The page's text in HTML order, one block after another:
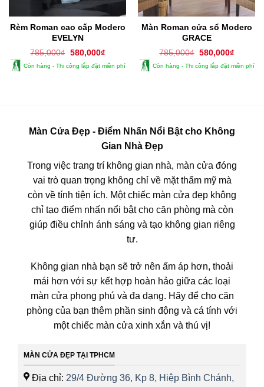
Rèm Roman cao cấp Modero
EVELYN
785,000₫ Giá
là:
580,000₫Giá
tại
Còn hàng - Thi công lắp đặt miền phí
Màn Roman cửa sổ Modero
GRACE
785,000₫ Giá
là:
580,000₫Giá
tại
Còn hàng - Thi công lắp đặt miền phí
Màn Cửa Đẹp - Điểm Nhấn Nổi Bật cho Không
Gian Nhà Đẹp
Trong việc trang trí không gian nhà, màn cửa đóng
vai trò quan trọng không chỉ về mặt thẩm mỹ mà
còn về tính tiện ích. Một chiếc màn cửa đẹp không
chỉ tạo điểm nhấn nổi bật cho căn phòng mà còn
giúp điều chỉnh ánh sáng và tạo không gian riêng
tư.
Không gian nhà bạn sẽ trở nên ấm áp hơn, thoải
mái hơn với sự kết hợp hoàn hảo giữa các loại
màn cửa phong phú và đa dạng. Hãy để cho căn
phòng của bạn thêm phần sinh động và cá tính với
một chiếc màn cửa xinh xắn và thú vị!
MÀN CỬA ĐẸP TẠI TPHCM
Địa chỉ: 29/4 Đường 36, Kp 8, Hiệp Bình Chánh,